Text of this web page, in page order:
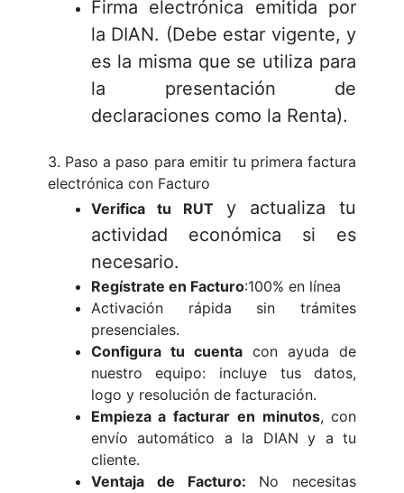
Firma electrónica emitida por
la DIAN. (Debe estar vigente, y
es la misma que se utiliza para
la presentación de
declaraciones como la Renta).
3. Paso a paso para emitir tu primera factura
electrónica con Facturo
Verifica tu RUTy actualiza tu
actividad económica si es
necesario.
Regístrate en Facturo:100% en línea
Activación rápida sin trámites
presenciales.
Configura tu cuentacon ayuda de
nuestro equipo: incluye tus datos,
logo y resolución de facturación.
Empieza a facturar en minutos, con
envío automático a la DIAN y a tu
cliente.
Ventaja de Facturo: No necesitas